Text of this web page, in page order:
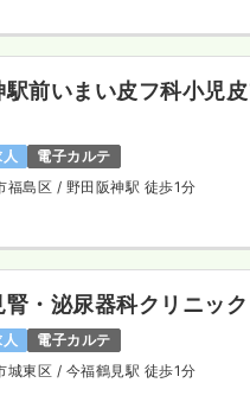
駅前いまい皮フ科小児
電子カルテ
福島区 / 野田阪神駅 徒歩1分
腎・泌尿器科クリニック
電子カルテ
城東区 / 今福鶴見駅 徒歩1分